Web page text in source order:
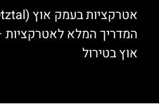
המדריך המלא
אוץ בטירול